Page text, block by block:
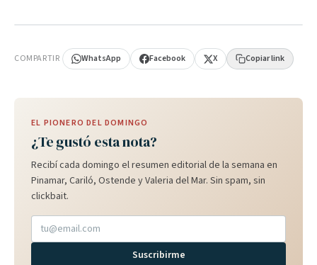
COMPARTIR WhatsApp Facebook X Copiar link
EL PIONERO DEL DOMINGO
¿Te gustó esta nota?
Recibí cada domingo el resumen editorial de la semana en
Pinamar, Cariló, Ostende y Valeria del Mar. Sin spam, sin
clickbait.
Suscribirme